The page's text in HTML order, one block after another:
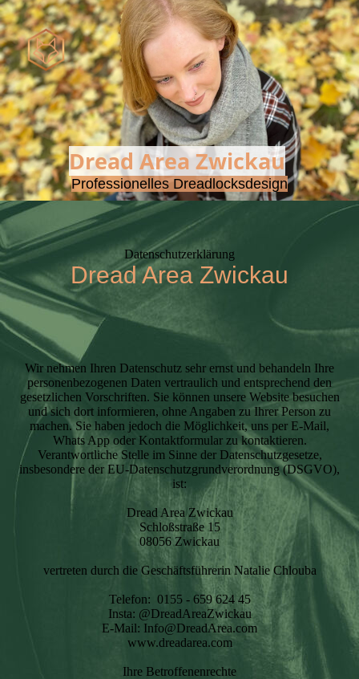
Dread Area Zwickau
Professionelles Dreadlocksdesign
Datenschutzerklärung
Dread Area Zwickau
Wir nehmen Ihren Datenschutz sehr ernst und behandeln Ihre
personenbezogenen Daten vertraulich und entsprechend den
gesetzlichen Vorschriften. Sie können unsere Website besuchen
und sich dort informieren, ohne Angaben zu Ihrer Person zu
machen. Sie haben jedoch die Möglichkeit, uns per E-Mail,
Whats App oder Kontaktformular zu kontaktieren.
Verantwortliche Stelle im Sinne der Datenschutzgesetze,
insbesondere der EU-Datenschutzgrundverordnung (DSGVO),
ist:
Dread Area Zwickau
Schloßstraße 15
08056 Zwickau
vertreten durch die Geschäftsführerin Natalie Chlouba
Telefon: 0155 - 659 624 45
Insta: @DreadAreaZwickau
E-Mail: Info@DreadArea.com
www.dreadarea.com
Ihre Betroffenenrechte